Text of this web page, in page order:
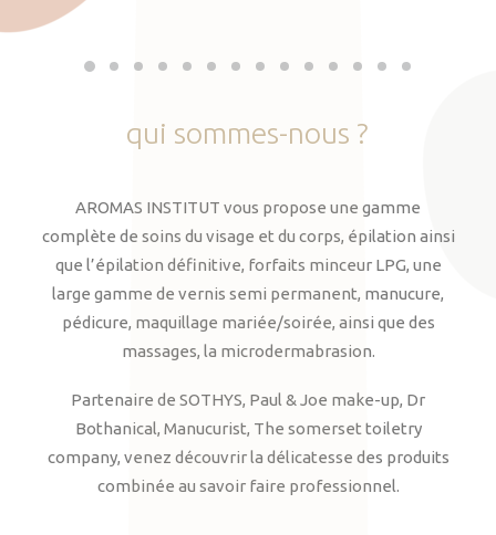
qui sommes-nous ?
AROMAS INSTITUT vous propose une gamme
complète de soins du visage et du corps, épilation ainsi
que l’épilation définitive, forfaits minceur LPG, une
large gamme de vernis semi permanent, manucure,
pédicure, maquillage mariée/soirée, ainsi que des
massages, la microdermabrasion.
Partenaire de SOTHYS, Paul & Joe make-up, Dr
Bothanical, Manucurist, The somerset toiletry
company, venez découvrir la délicatesse des produits
combinée au savoir faire professionnel.